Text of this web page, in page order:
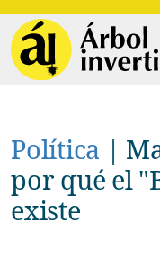
Política |
por qué el
existe